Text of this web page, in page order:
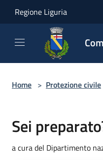
Regione Liguria
Home > Protezione civile
Sei
a cura del Dipartimento